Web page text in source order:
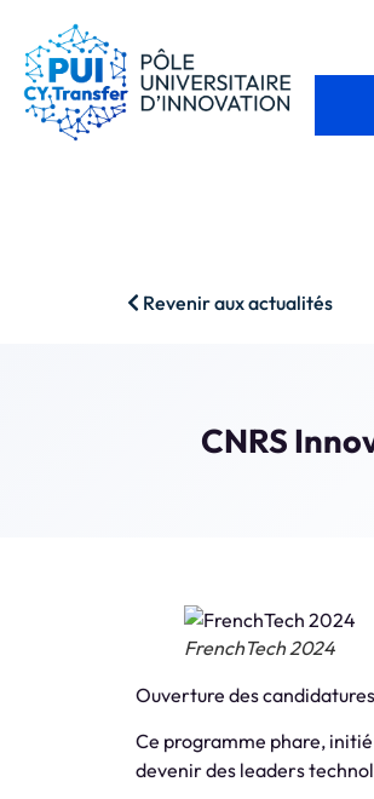
Revenir aux actualités
CNRS
FrenchTech 2024
Ouverture des
Ce programme phare,
devenir des leaders